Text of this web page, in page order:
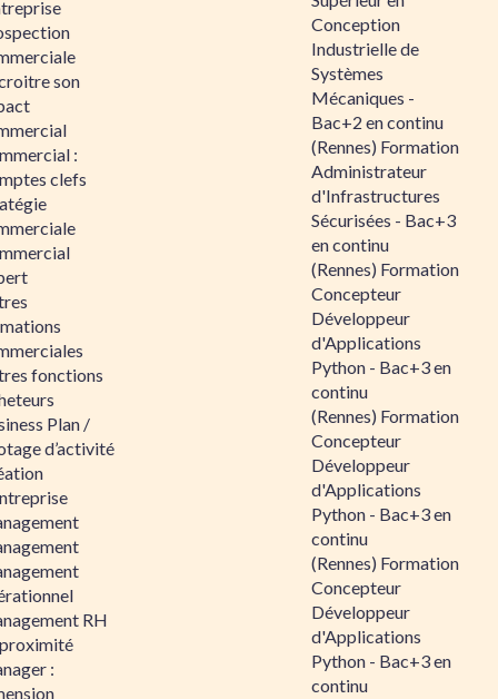
son
:
clefs
fonctions
Plan /
d’activité
RH
:
Conception
Industrielle de
Systèmes
Mécaniques -
Bac+2 en continu
(Rennes) Formation
Administrateur
d'Infrastructures
Sécurisées - Bac+3
en continu
(Rennes) Formation
Concepteur
Développeur
d'Applications
Python - Bac+3 en
continu
(Rennes) Formation
Concepteur
Développeur
d'Applications
Python - Bac+3 en
continu
(Rennes) Formation
Concepteur
Développeur
d'Applications
Python - Bac+3 en
continu